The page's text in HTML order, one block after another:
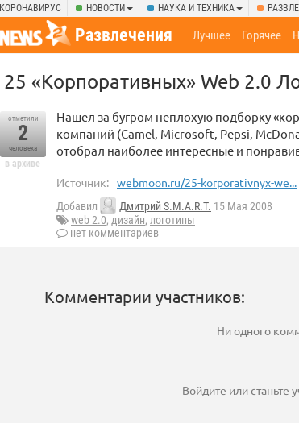
КОРОНАВИРУС НОВОСТИ НАУКА И ТЕХНИКА
Развлечения Лучшее Горячее
25 «Корпоративных» Web 2.0
отметили
2
человека
в архиве
Нашел за бугром неплохую подборку
компаний (Camel, Microsoft, Pepsi,
отобрал наиболее интересные и
Источник: webmoon.ru/25-korporativnyx-we...
Добавил Дмитрий S.M.A.R.T. 15 Мая 2008
web 2.0, дизайн, логотипы
нет комментариев
Комментарии участников:
Ни одного
Войдите илистаньте